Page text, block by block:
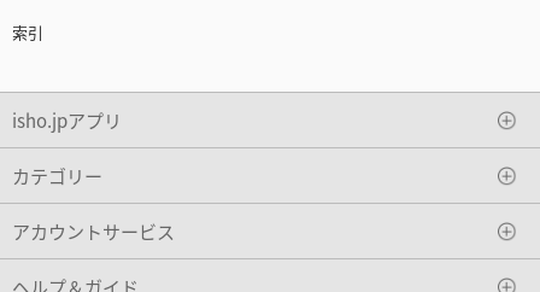
索引
isho.jpアプリ
カテゴリー
アカウントサービス
ヘルプ＆ガイド